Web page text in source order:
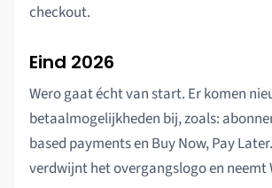
checkout.
Eind 2026
Wero gaat écht van start. Er komen
betaalmogelijkheden bij, zoals:
based payments en Buy Now, Pay
verdwijnt het overgangslogo en neemt